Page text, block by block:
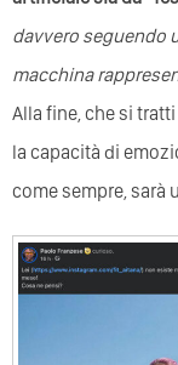
davvero seguendo
macchina
Alla fine, che si
la capacità di
come sempre, sarà